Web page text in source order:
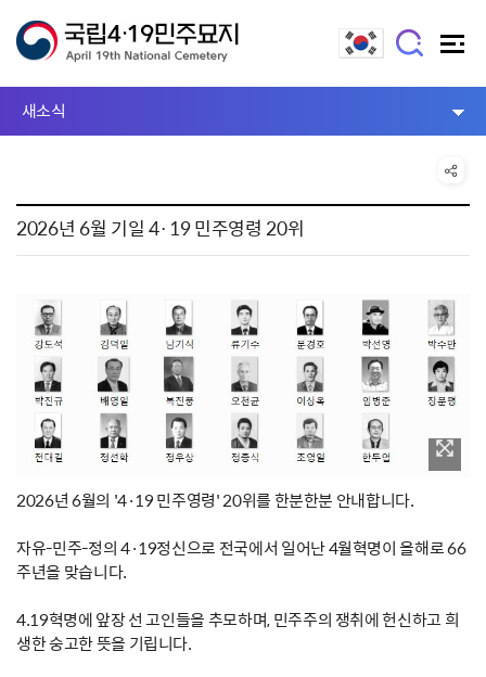
새소식
2026년 6월 기일 4·19 민주영령 20위
2026년 6월의 '4·19 민주영령' 20위를 한분한분 안내합니다.
자유-민주-정의 4·19정신으로 전국에서 일어난 4월혁명이 올해로 66
주년을 맞습니다.
4.19혁명에 앞장 선 고인들을 추모하며, 민주주의 쟁취에 헌신하고 희
생한 숭고한 뜻을 기립니다.